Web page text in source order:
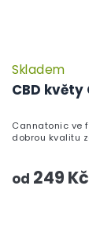
CBD
Skladem
od 249 Kč
Cannatonic ve
dobrou kvalitu